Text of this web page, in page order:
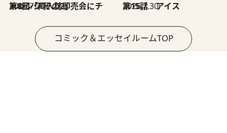
2026.7.30
第8回「同人誌即売会にチャレンジ その2」 2026.7.30
第15話 アイス
コミック＆エッセイルームTOP